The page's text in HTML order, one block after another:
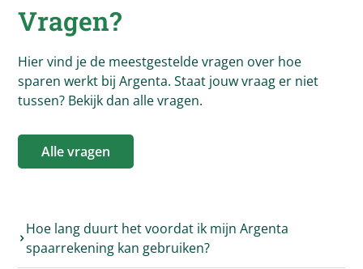
Vragen?
Hier vind je de meestgestelde vragen over hoe
sparen werkt bij Argenta. Staat jouw vraag er niet
tussen? Bekijk dan alle vragen.
Alle vragen
Hoe lang duurt het voordat ik mijn Argenta
spaarrekening kan gebruiken?